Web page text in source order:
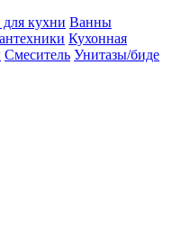
кухни Ванны
Кухонная
Смеситель Унитазы/биде